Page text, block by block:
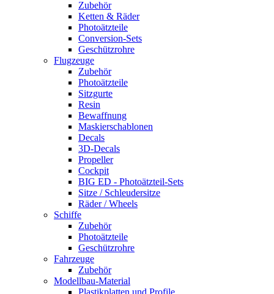
Zubehör
Ketten & Räder
Photoätzteile
Conversion-Sets
Geschützrohre
Flugzeuge
Zubehör
Photoätzteile
Sitzgurte
Resin
Bewaffnung
Maskierschablonen
Decals
3D-Decals
Propeller
Cockpit
BIG ED - Photoätzteil-Sets
Sitze / Schleudersitze
Räder / Wheels
Schiffe
Zubehör
Photoätzteile
Geschützrohre
Fahrzeuge
Zubehör
Modellbau-Material
Plastikplatten und Profile